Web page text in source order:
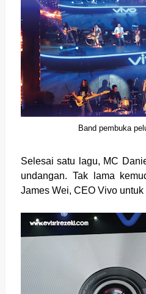
Band pembuka
Selesai satu lagu, MC
undangan. Tak lama
James Wei, CEO Vivo